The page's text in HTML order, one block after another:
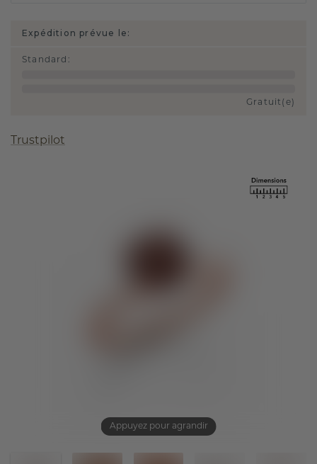
Appuyez pour agrandir
Expédition prévue le:
Standard :
Gratuit(e)
Trustpilot